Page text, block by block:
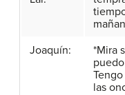
Joaquín:
*Mira
las